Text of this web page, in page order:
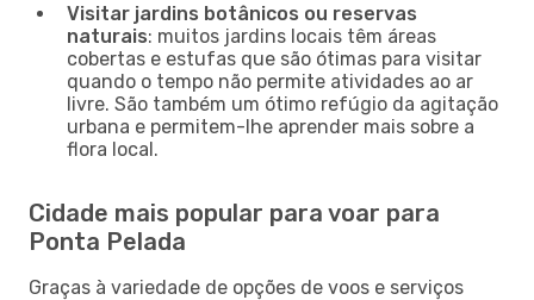
Visitar jardins botânicos ou reservas
naturais: muitos jardins locais têm áreas
cobertas e estufas que são ótimas para visitar
quando o tempo não permite atividades ao ar
livre. São também um ótimo refúgio da agitação
urbana e permitem-lhe aprender mais sobre a
flora local.
Cidade mais popular para voar para
Ponta Pelada
Graças à variedade de opções de voos e serviços